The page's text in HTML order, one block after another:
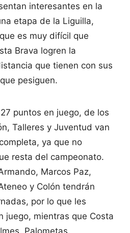
interesantes en la
etapa de la Liguilla,
es muy difícil que
Brava logren la
que tienen con sus
pesiguen.
puntos en juego, de los
Talleres y Juventud van
ya que no
resta del campeonato.
Marcos Paz,
y Colón tendrán
por lo que les
juego, mientras que Costa
Palometas,